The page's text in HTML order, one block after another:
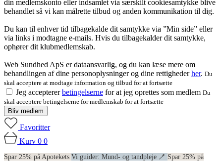
din medlemskonto eller indsamlet via særskilt cookiesamtykke blive
behandlet så vi kan målrette tilbud og anden kommunikation til dig.
Du kan til enhver tid tilbagekalde dit samtykke via ”Min side” eller
via links i modtagne e-mails. Hvis du tilbagekalder dit samtykke,
ophører dit klubmedlemskab.
Web Sundhed ApS er dataansvarlig, og du kan læse mere om
behandlingen af dine personoplysninger og dine rettighederher. Du
skal acceptere at modtage information og tilbud for at fortsætte
Jeg acceptererbetingelserne for at jeg oprettes som medlem Du
skal acceptere betingelserne for medlemskab for at fortsætte
Bliv medlem
Favoritter
Kurv 0 0
Spar 25% på Apotekets Vi guider: Mund- og tandpleje 🪥 Spar 25% på